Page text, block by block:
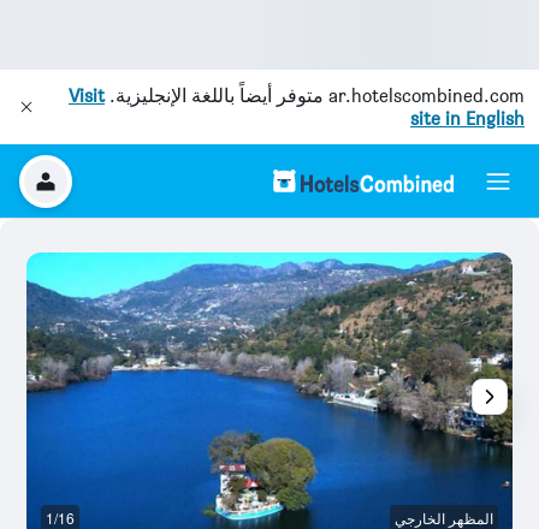
ar.hotelscombined.com متوفر أيضاً باللغة الإنجليزية.Visit
site in English
المظهر الخارجي 1/16